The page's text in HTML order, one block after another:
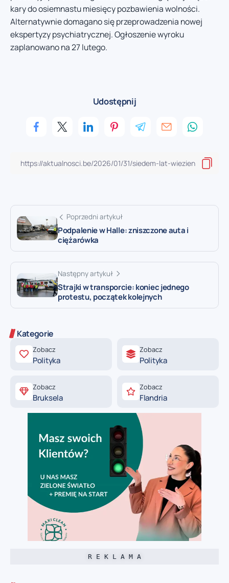
kary do osiemnastu miesięcy pozbawienia wolności.
Alternatywnie domagano się przeprowadzenia nowej
ekspertyzy psychiatrycznej. Ogłoszenie wyroku
zaplanowano na 27 lutego.
Udostępnij
Poprzedni artykuł
Podpalenie w Halle: zniszczone auta i
ciężarówka
Następny artykuł
Strajki w transporcie: koniec jednego
protestu, początek kolejnych
Kategorie
Zobacz
Polityka
Zobacz
Polityka
Zobacz
Bruksela
Zobacz
Flandria
R E K L A M A